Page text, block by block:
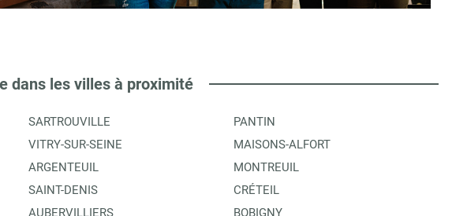
dans les villes à proximité
SARTROUVILLE
VITRY-SUR-SEINE
ARGENTEUIL
SAINT-DENIS
AUBERVILLIERS
PANTIN
MAISONS-ALFORT
MONTREUIL
CRÉTEIL
BOBIGNY